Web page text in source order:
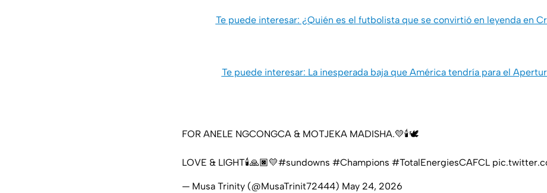
Te puede interesar: ¿Quién es el futbolista que se convirtió en leyenda en
Te puede interesar: La inesperada baja que América tendría para el
FOR ANELE NGCONGCA & MOTJEKA MADISHA.💛🕯🕊
LOVE & LIGHT🕯🙏🏿💛#sundowns #Champions #TotalEnergiesCAFCL
— Musa Trinity (@MusaTrinit72444) May 24, 2026